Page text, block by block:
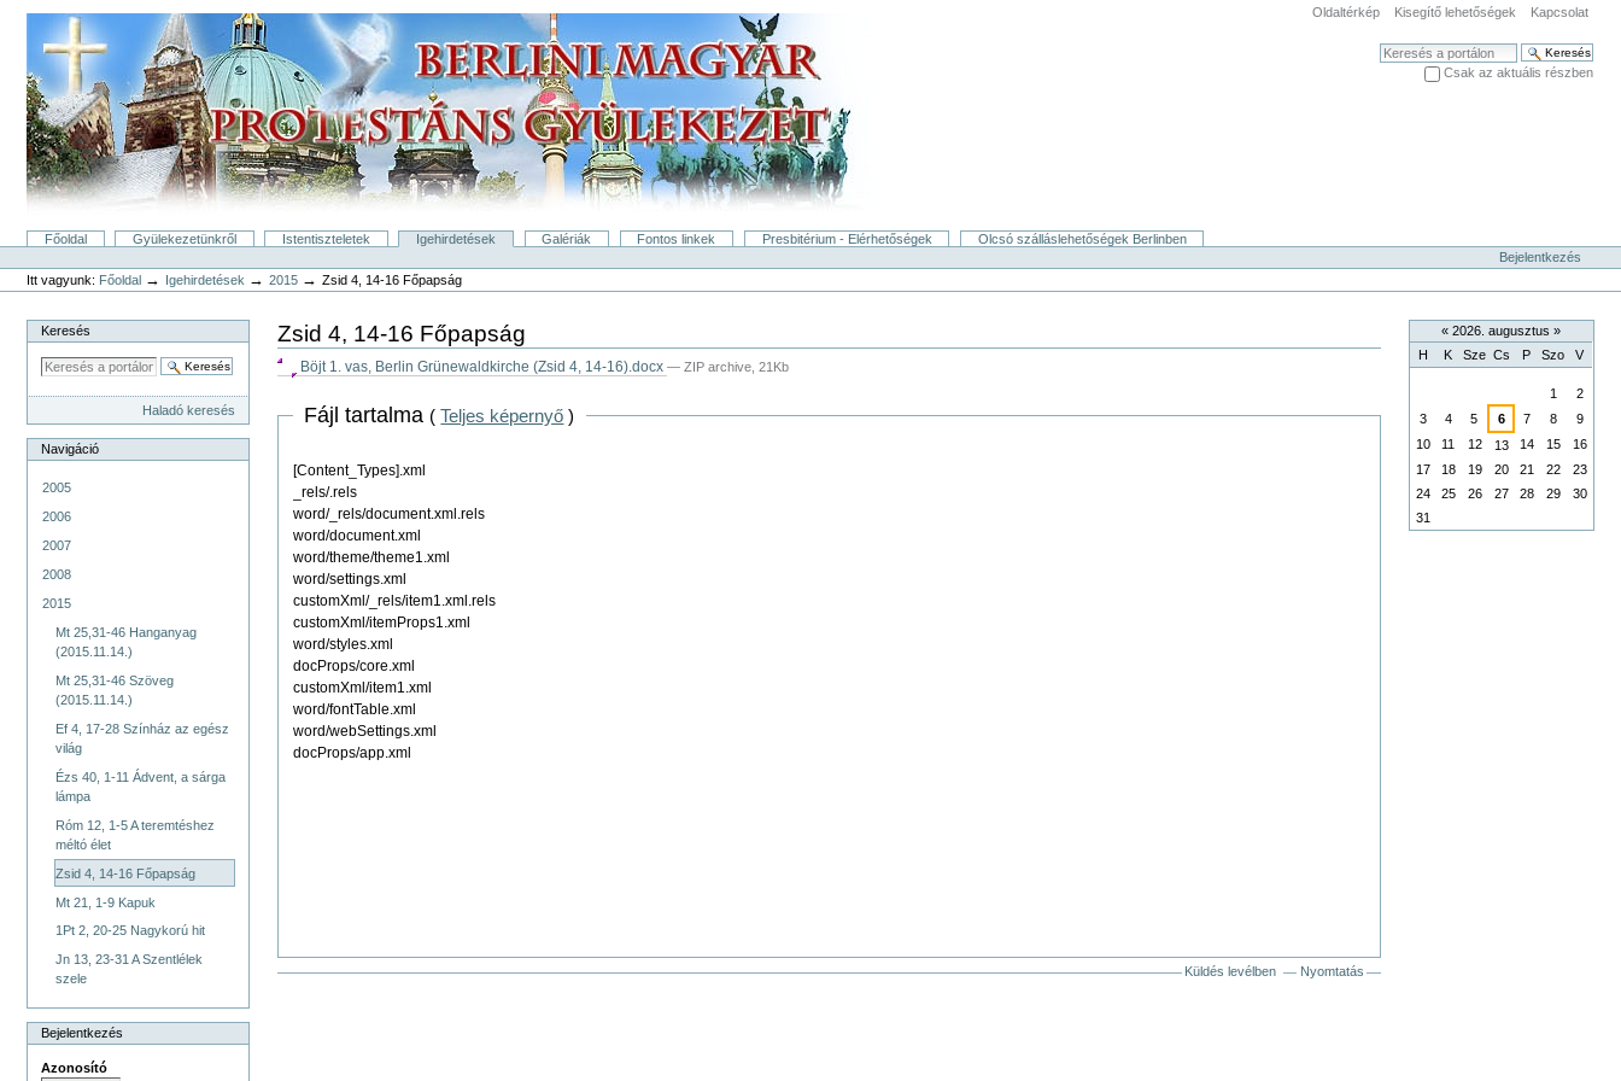
tartalomhoz
Ugrás
navigációhoz
Oldaltérkép Kisegítő lehetőségek Kapcsolat
Keresés
Csak az aktuális részben
Bekezdések
Főoldal Gyülekezetünkről Istentiszteletek Igehirdetések Galériák Fontos linkek Presbitérium - Elérhetőségek
Olcsó szálláslehetőségek Berlinben
Személyes
eszközök
Bejelentkezés
Itt vagyunk: Főoldal → Igehirdetések →2015 →Zsid 4, 14-16 Főpapság
Keresés
Haladó keresés
Navigáció
2005
2006
2007
2008
2015
Mt 25,31-46 Hanganyag
(2015.11.14.)
Mt 25,31-46 Szöveg
(2015.11.14.)
Ef 4, 17-28 Színház az egész
világ
Ézs 40, 1-11 Ádvent, a sárga
lámpa
Róm 12, 1-5 A teremtéshez
méltó élet
Zsid 4, 14-16 Főpapság
Mt 21, 1-9 Kapuk
1Pt 2, 20-25 Nagykorú hit
Jn 13, 23-31 A Szentlélek
szele
Bejelentkezés
Azonosító
Zsid 4, 14-16 Főpapság
Böjt 1. vas, Berlin Grünewaldkirche (Zsid 4, 14-16).docx— ZIP archive, 21Kb
Fájl tartalma (Teljes képernyő )
[Content_Types].xml
_rels/.rels
word/_rels/document.xml.rels
word/document.xml
word/theme/theme1.xml
word/settings.xml
customXml/_rels/item1.xml.rels
customXml/itemProps1.xml
word/styles.xml
docProps/core.xml
customXml/item1.xml
word/fontTable.xml
word/webSettings.xml
docProps/app.xml
Küldés levélben Nyomtatás
« 2026. augusztus»
H K Sze Cs P Szo V
1
2
3
4 5 6 7 8
9
10
11 12 13 14 15
16
17
18 19 20 21 22
23
24
25 26 27 28 29
30
31